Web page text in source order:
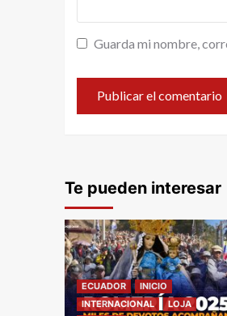
Guarda mi nombre,
Te pueden interesar
ECUADOR
INICIO
INTERNACIONAL
LOJA